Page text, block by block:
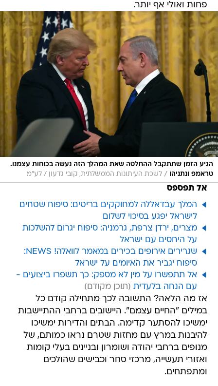
פחות ואולי אף יותר.
הגיע הזמן שתתקבל ההחלטה שאת המהלך הזה נעשה בכוחות עצמנו.
טראמפ ונתניהו
/ לשכת העיתונות הממשלתית, קובי גדעון / לע"מ
אל תפספס
המלך עבדאללה למחוקקים בריטים: סיפוח שטחים
לישראל יפגע בסיכוי לשלום
מצרים, ירדן צרפת, גרמניה: סיפוח יגרום להשלכות
על היחסים עם ישראל
שגרירים אירופים בכירים במאמר לוואלה! NEWS:
סיפוח יגביר את האיומים על ישראל
אל תתפשרו על מין לא מספק: כך תשפרו ביצועים -
עם הנחה בלעדית
אז מה הלאה? התשובה לכך מתחילה קודם כל
במילים "החיים עצמם". היישובים ברחבי ההתיישבות
ימשיכו להסתער קדימה. הבתים והדירות ימשיכו
להיבנות במרץ עם מחזות שטרם נראו כמותם, של
מנופים ברחבי יהודה ושומרון ובניינים בעלי קומות
ואזורי תעשייה, מרכזי סחר וכבישים שהולכים
ומתפתחים.